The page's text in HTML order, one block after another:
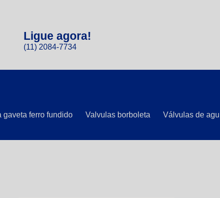
Ligue agora!
(11) 2084-7734
gaveta ferro fundido Valvulas borboleta Válvulas de